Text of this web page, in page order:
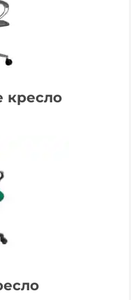
кресло